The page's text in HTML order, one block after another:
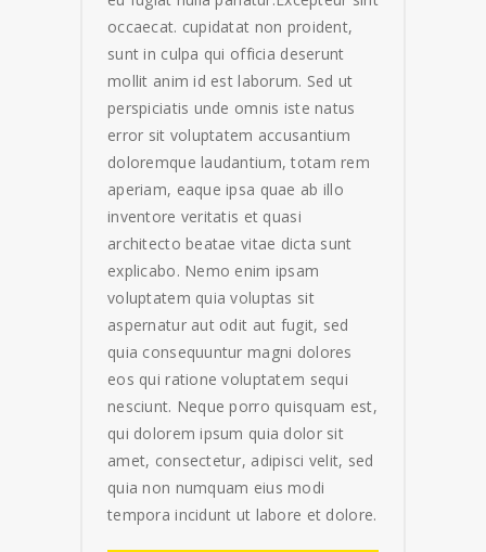
occaecat. cupidatat non proident,
sunt in culpa qui officia deserunt
mollit anim id est laborum. Sed ut
perspiciatis unde omnis iste natus
error sit voluptatem accusantium
doloremque laudantium, totam rem
aperiam, eaque ipsa quae ab illo
inventore veritatis et quasi
architecto beatae vitae dicta sunt
explicabo. Nemo enim ipsam
voluptatem quia voluptas sit
aspernatur aut odit aut fugit, sed
quia consequuntur magni dolores
eos qui ratione voluptatem sequi
nesciunt. Neque porro quisquam est,
qui dolorem ipsum quia dolor sit
amet, consectetur, adipisci velit, sed
quia non numquam eius modi
tempora incidunt ut labore et dolore.